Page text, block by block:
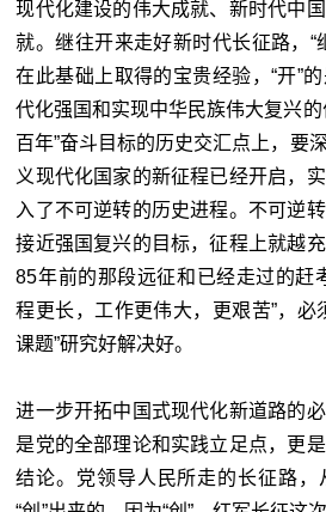
现代化建设的伟大成就、新时代中
就。继往开来走好新时代长征路，“
在此基础上取得的宝贵经验，“开”
代化强国和实现中华民族伟大复兴
百年”奋斗目标的历史交汇点上，要
义现代化国家的新征程已经开启，
入了不可逆转的历史进程。不可逆
接近强国复兴的目标，征程上就越
85年前的那段远征和已经走过的赶
程更长，工作更伟大，更艰苦”，必
课题”研究好解决好。
进一步开拓中国式现代化新道路的
是党的全部理论和实践立足点，更
结论。党领导人民所走的长征路，